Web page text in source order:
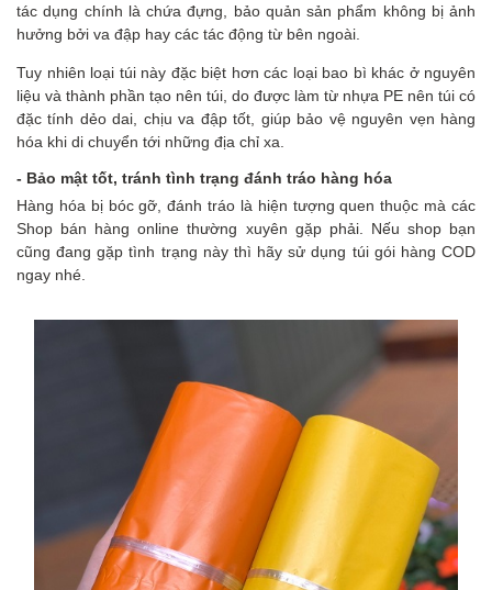
tác dụng chính là chứa đựng, bảo quản sản phẩm không bị ảnh
hưởng bởi va đập hay các tác động từ bên ngoài.
Tuy nhiên loại túi này đặc biệt hơn các loại bao bì khác ở nguyên
liệu và thành phần tạo nên túi, do được làm từ nhựa PE nên túi có
đặc tính dẻo dai, chịu va đập tốt, giúp bảo vệ nguyên vẹn hàng
hóa khi di chuyển tới những địa chỉ xa.
- Bảo mật tốt, tránh tình trạng đánh tráo hàng hóa
Hàng hóa bị bóc gỡ, đánh tráo là hiện tượng quen thuộc mà các
Shop bán hàng online thường xuyên gặp phải. Nếu shop bạn
cũng đang gặp tình trạng này thì hãy sử dụng túi gói hàng COD
ngay nhé.